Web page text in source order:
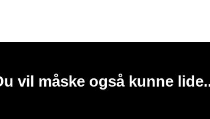
vil måske også kunne